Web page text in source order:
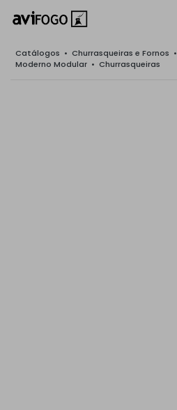
Catálogos • Churrasqueiras e Fornos •
Moderno Modular • Churrasqueiras